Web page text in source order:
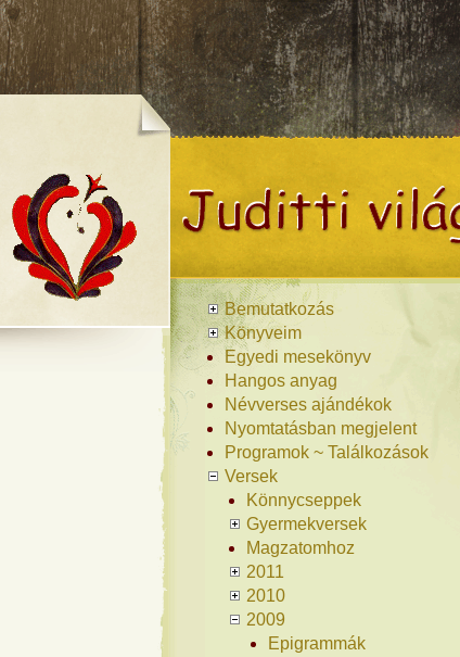
Bemutatkozás
Könyveim
Egyedi mesekönyv
Hangos anyag
Névverses ajándékok
Nyomtatásban megjelent
Programok ~ Találkozások
Versek
Könnycseppek
Gyermekversek
Magzatomhoz
2011
2010
2009
Epigrammák